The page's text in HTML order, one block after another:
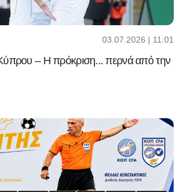
03.07.2026 | 11:01
Κύπρου – Η πρόκριση... περνά από την